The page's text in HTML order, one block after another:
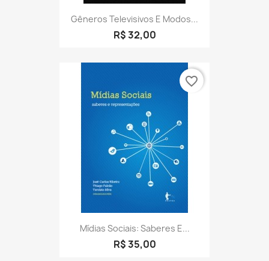
Gêneros Televisivos E Modos...
R$ 32,00
Mídias Sociais: Saberes E...
R$ 35,00
favorite_border